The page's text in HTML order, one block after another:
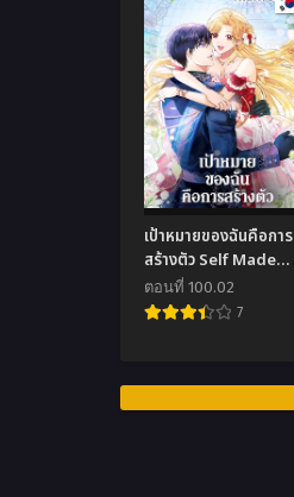
เป้าหมายของฉันคือการ
สร้างตัว Self Made
Lady
ตอนที่ 100.02
7